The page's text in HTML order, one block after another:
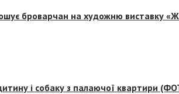
броварчан на художню виставку
і собаку з палаючої квартири